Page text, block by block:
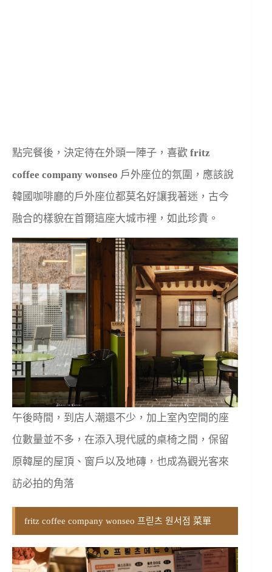
點完餐後，決定待在外頭一陣子，喜歡 fritz
coffee company wonseo 戶外座位的氛圍，應該說
韓國咖啡廳的戶外座位都莫名好讓我著迷，古今
融合的樣貌在首爾這座大城市裡，如此珍貴。
午後時間，到店人潮還不少，加上室內空間的座
位數量並不多，在添入現代感的桌椅之間，保留
原韓屋的屋頂、窗戶以及地磚，也成為觀光客來
訪必拍的角落
fritz coffee company wonseo 프릳츠 원서점 菜單